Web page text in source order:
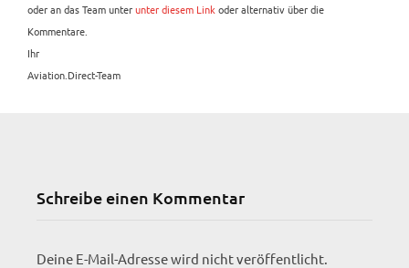
oder an das Team unterunter diesem Link oder alternativ über die
Kommentare.
Ihr
Aviation.Direct-Team
Schreibe einen Kommentar
Deine E-Mail-Adresse wird nicht veröffentlicht.